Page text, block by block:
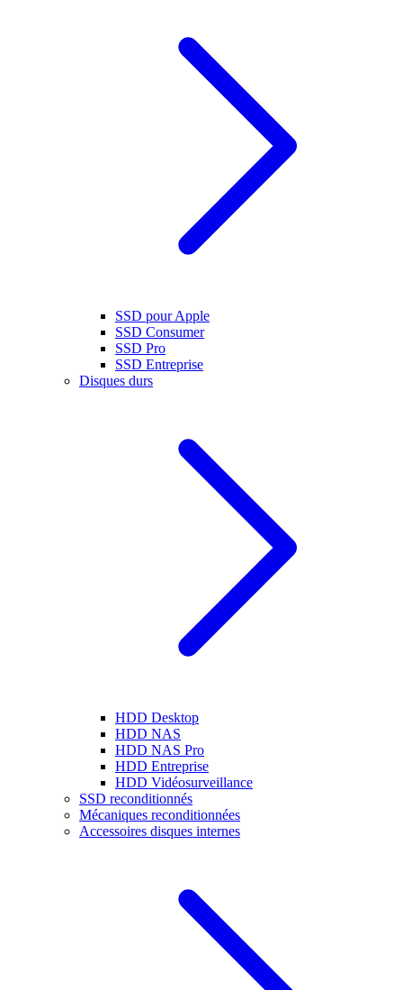
SSD pour Apple
SSD Consumer
SSD Pro
SSD Entreprise
Disques durs
HDD Desktop
HDD NAS
HDD NAS Pro
HDD Entreprise
HDD Vidéosurveillance
SSD reconditionnés
Mécaniques reconditionnées
Accessoires disques internes